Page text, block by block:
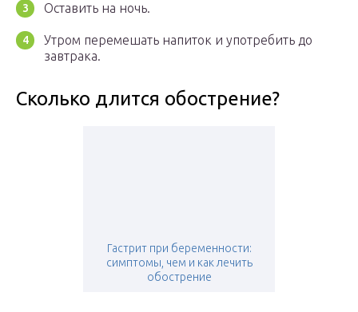
Оставить на ночь.
Утром перемешать напиток и употребить до
завтрака.
Сколько длится обострение?
Гастрит при беременности:
симптомы, чем и как лечить
обострение